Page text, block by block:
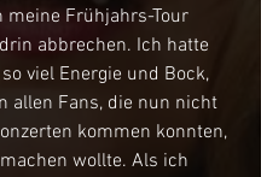
meine Frühjahrs-Tour
abbrechen. Ich hatte
viel Energie und Bock,
allen Fans, die nun nicht
kommen konnten,
wollte. Als ich